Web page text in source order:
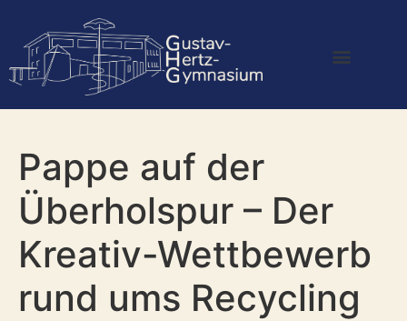
Pappe auf der
Überholspur – Der
Kreativ-Wettbewerb
rund ums Recycling